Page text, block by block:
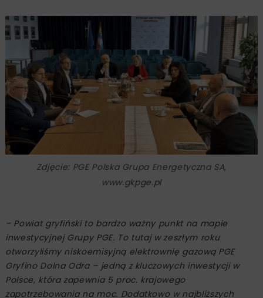
Zdjęcie: PGE Polska Grupa Energetyczna SA,
www.gkpge.pl
– Powiat gryfiński to bardzo ważny punkt na mapie
inwestycyjnej Grupy PGE. To tutaj w zeszłym roku
otworzyliśmy niskoemisyjną elektrownię gazową PGE
Gryfino Dolna Odra – jedną z kluczowych inwestycji w
Polsce, która zapewnia 5 proc. krajowego
zapotrzebowania na moc. Dodatkowo w najbliższych